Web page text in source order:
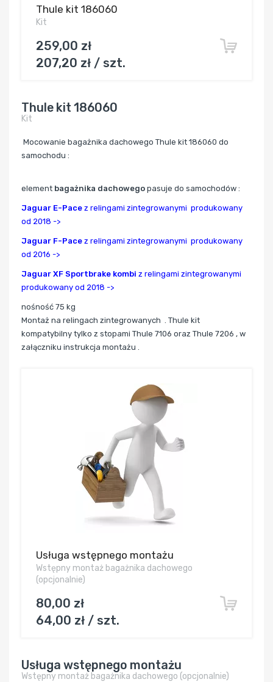
Thule kit 186060
Kit
259,00 zł
207,20 zł / szt.
Thule kit 186060
Kit
Mocowanie bagażnika dachowego Thule kit 186060 do
samochodu :
element bagażnika dachowego pasuje do samochodów :
Jaguar E-Pace z relingami zintegrowanymi produkowany
od 2018 ->
Jaguar F-Pace z relingami zintegrowanymi produkowany
od 2016 ->
Jaguar XF Sportbrake kombi z relingami zintegrowanymi
produkowany od 2018 ->
nośność 75 kg
Montaż na relingach zintegrowanych . Thule kit
kompatybilny tylko z stopami Thule 7106 oraz Thule 7206 , w
załączniku instrukcja montażu .
Usługa wstępnego montażu
Wstępny montaż bagażnika dachowego
(opcjonalnie)
80,00 zł
64,00 zł / szt.
Usługa wstępnego montażu
Wstępny montaż bagażnika dachowego (opcjonalnie)